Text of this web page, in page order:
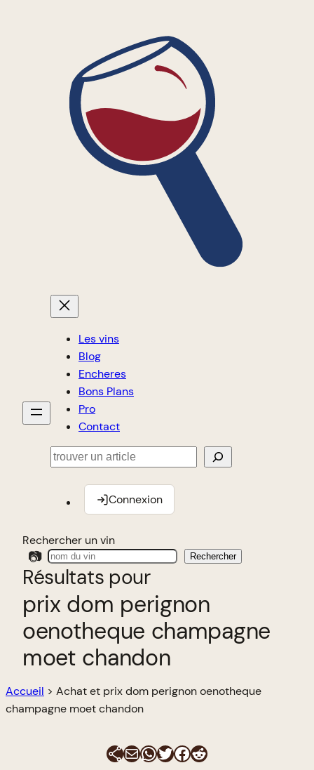
Les vins
Blog
Encheres
Bons Plans
Pro
Contact
Rechercher
Connexion
Rechercher un vin
📷 Rechercher
Résultats pour
prix dom perignon
oenotheque champagne
moet chandon
Accueil > Achat et prix dom perignon oenotheque
champagne moet chandon
E-mailWhatsApp
Twitter
Facebook
Reddit